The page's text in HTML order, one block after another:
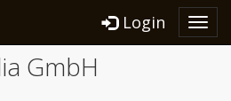
Login
GmbH